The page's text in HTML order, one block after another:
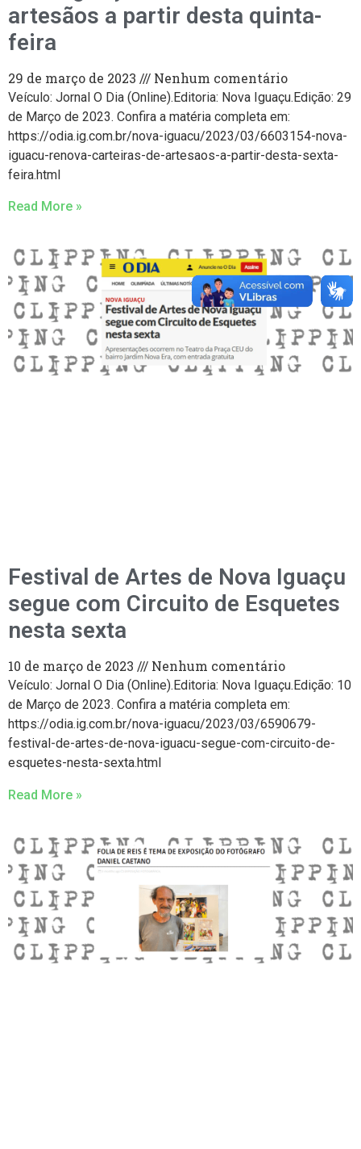
artesãos a partir desta quinta-
feira
29 de março de 2023 Nenhum comentário
Veículo: Jornal O Dia (Online).Editoria: Nova Iguaçu.Edição: 29
de Março de 2023. Confira a matéria completa em:
https://odia.ig.com.br/nova-iguacu/2023/03/6603154-nova-
iguacu-renova-carteiras-de-artesaos-a-partir-desta-sexta-
feira.html
Read More »
Festival de Artes de Nova Iguaçu
segue com Circuito de Esquetes
nesta sexta
10 de março de 2023 Nenhum comentário
Veículo: Jornal O Dia (Online).Editoria: Nova Iguaçu.Edição: 10
de Março de 2023. Confira a matéria completa em:
https://odia.ig.com.br/nova-iguacu/2023/03/6590679-
festival-de-artes-de-nova-iguacu-segue-com-circuito-de-
esquetes-nesta-sexta.html
Read More »